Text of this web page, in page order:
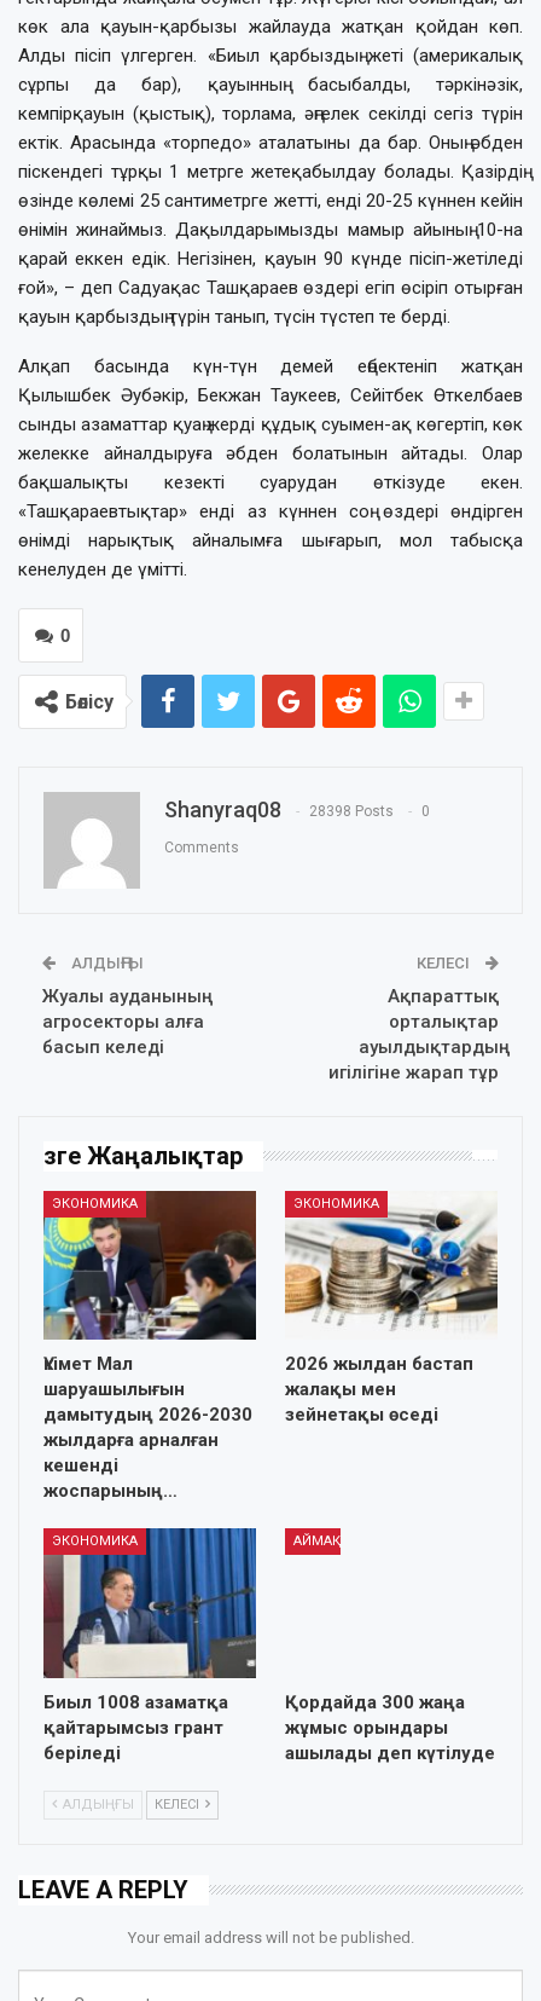
көк ала қауын-қарбызы жайлауда жатқан қойдан көп.
Алды пісіп үлгерген. «Биыл қарбыздың жеті (америкалық
сұрпы да бар), қауынның басыбалды, тәркінәзік,
кемпірқауын (қыстық), торлама, әңгелек секілді сегіз түрін
ектік. Арасында «торпедо» аталатыны да бар. Оның әбден
піскендегі тұрқы 1 метрге жетеқабылдау болады. Қазірдің
өзінде көлемі 25 сантиметрге жетті, енді 20-25 күннен кейін
өнімін жинаймыз. Дақылдарымызды мамыр айының 10-на
қарай еккен едік. Негізінен, қауын 90 күнде пісіп-жетіледі
ғой», – деп Садуақас Ташқараев өздері егіп өсіріп отырған
қауын қарбыздың түрін танып, түсін түстеп те берді.
Алқап басында күн-түн демей еңбектеніп жатқан
Қылышбек Әубәкір, Бекжан Таукеев, Сейітбек Өткелбаев
сынды азаматтар қуаң жерді құдық суымен-ақ көгертіп, көк
желекке айналдыруға әбден болатынын айтады. Олар
бақшалықты кезекті суарудан өткізуде екен.
«Ташқараевтықтар» енді аз күннен соң өздері өндірген
өнімді нарықтық айналымға шығарып, мол табысқа
кенелуден де үмітті.
0
Бөлісу
Shanyraq08 28398 Posts 0
Comments
АЛДЫҢҒЫ
Жуалы ауданының
агросекторы алға
басып келеді
КЕЛЕСІ
Ақпараттық
орталықтар
ауылдықтардың
игілігіне жарап тұр
Өзге Жаңалықтар
ЭКОНОМИКА
Үкімет Мал
шаруашылығын
дамытудың 2026-2030
жылдарға арналған
кешенді
жоспарының…
ЭКОНОМИКА
2026 жылдан бастап
жалақы мен
зейнетақы өседі
ЭКОНОМИКА
Биыл 1008 азаматқа
қайтарымсыз грант
беріледі
АЙМАҚ
Қордайда 300 жаңа
жұмыс орындары
ашылады деп күтілуде
АЛДЫҢҒЫ КЕЛЕСІ
LEAVE A REPLY
Your email address will not be published.